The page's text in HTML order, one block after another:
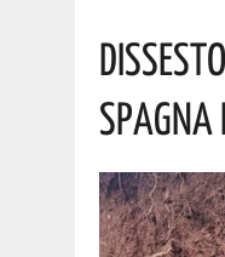
9 AGOSTO 2026
COMPLIMENTI